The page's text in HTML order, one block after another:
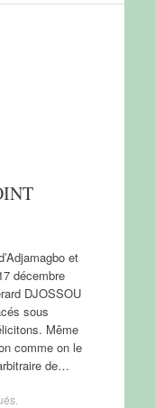
et
décembre
DJOSSOU
sous
Même
comme on le
de…
.